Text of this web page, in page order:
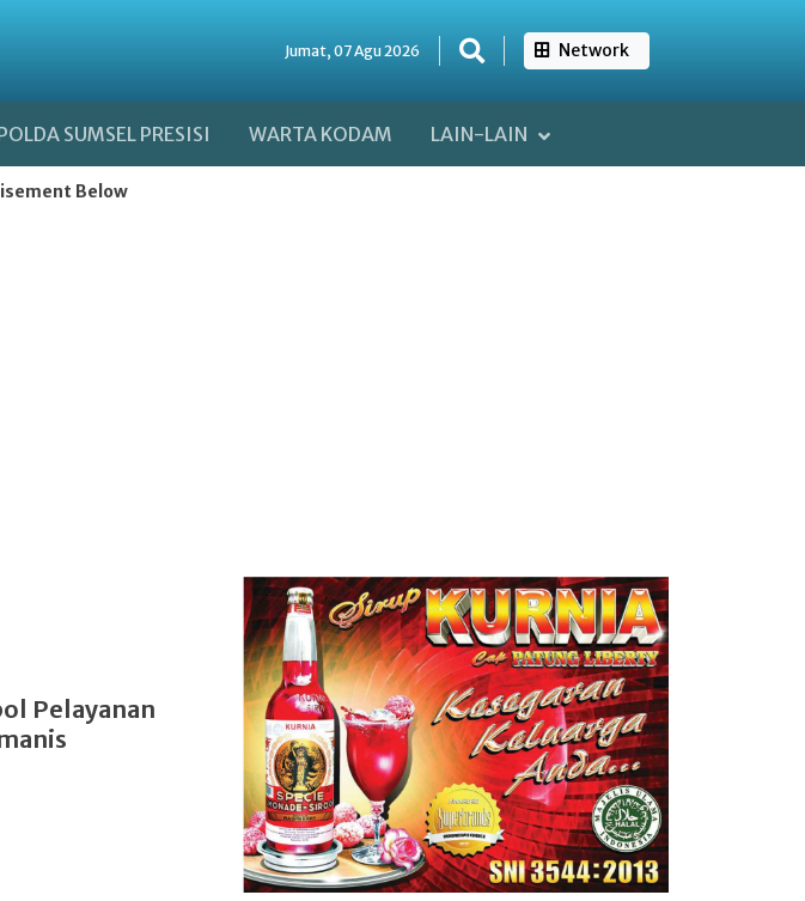
Jumat, 07 Agu 2026 Network
SUMSEL PRESISI WARTA KODAM LAIN-LAIN
Below
Pelayanan